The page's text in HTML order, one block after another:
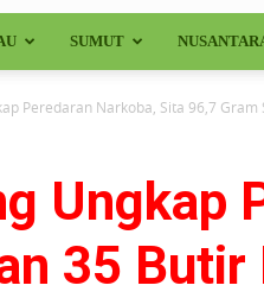
SUMUT
Peredaran Narkoba, Sita 96,7 Gram
Ungkap
35 Butir